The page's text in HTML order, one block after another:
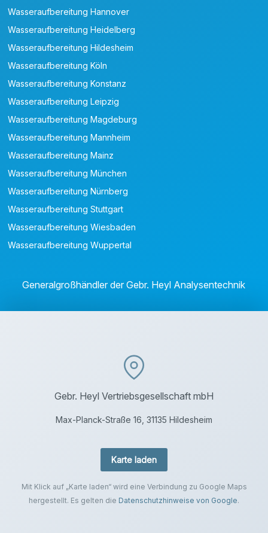
Wasseraufbereitung Hannover
Wasseraufbereitung Heidelberg
Wasseraufbereitung Hildesheim
Wasseraufbereitung Köln
Wasseraufbereitung Konstanz
Wasseraufbereitung Leipzig
Wasseraufbereitung Magdeburg
Wasseraufbereitung Mannheim
Wasseraufbereitung Mainz
Wasseraufbereitung München
Wasseraufbereitung Nürnberg
Wasseraufbereitung Stuttgart
Wasseraufbereitung Wiesbaden
Wasseraufbereitung Wuppertal
Generalgroßhändler der Gebr. Heyl Analysentechnik
Gebr. Heyl Vertriebsgesellschaft mbH
Max-Planck-Straße 16, 31135 Hildesheim
Karte laden
Mit Klick auf „Karte laden“ wird eine Verbindung zu Google Maps
hergestellt. Es gelten die Datenschutzhinweise von Google.